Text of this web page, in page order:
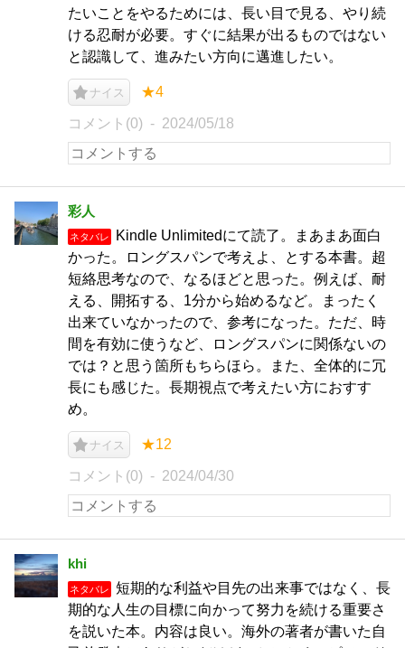
たいことをやるためには、長い目で見る、やり続
ける忍耐が必要。すぐに結果が出るものではない
と認識して、進みたい方向に邁進したい。
ナイス ★4
コメント(0) 2024/05/18
彩人
ネタバレ
Kindle Unlimitedにて読了。まあまあ面白
かった。ロングスパンで考えよ、とする本書。超
短絡思考なので、なるほどと思った。例えば、耐
える、開拓する、1分から始めるなど。まったく
出来ていなかったので、参考になった。ただ、時
間を有効に使うなど、ロングスパンに関係ないの
では？と思う箇所もちらほら。また、全体的に冗
長にも感じた。長期視点で考えたい方におすす
め。
ナイス ★12
コメント(0) 2024/04/30
khi
ネタバレ
短期的な利益や目先の出来事ではなく、長
期的な人生の目標に向かって努力を続ける重要さ
を説いた本。内容は良い。海外の著者が書いた自